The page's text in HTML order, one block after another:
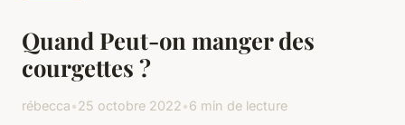
Quand Peut-on manger des
courgettes ?
rébecca•25 octobre 2022•6 min de lecture